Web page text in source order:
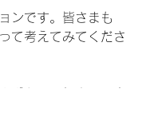
ンです。皆さまも
て考えてみてくださ